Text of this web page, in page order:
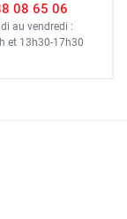
08 65 06
au vendredi :
et 13h30-17h30